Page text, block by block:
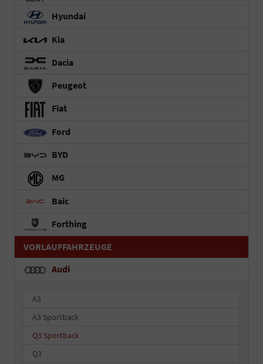
Hyundai
Kia
Dacia
Peugeot
Fiat
Ford
BYD
MG
Baic
Forthing
VORLAUFFAHRZEUGE
Audi
A3
A3 Sportback
Q3 Sportback
Q3